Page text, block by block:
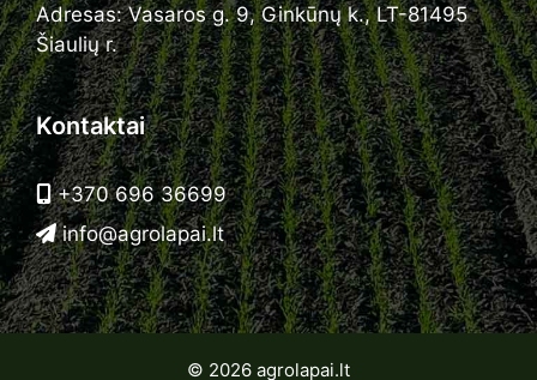
Adresas: Vasaros g. 9, Ginkūnų k., LT-81495
Šiaulių r.
Kontaktai
+370 696 36699
info@agrolapai.lt
© 2026 agrolapai.lt